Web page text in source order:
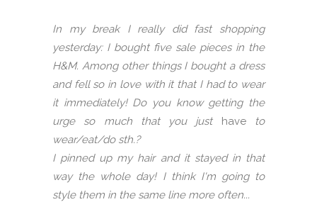
In my break I really did fast shopping
yesterday: I bought five sale pieces in the
H&M. Among other things I bought a dress
and fell so in love with it that I had to wear
it immediately! Do you know getting the
urge so much that you just haveto
wear/eat/do sth.?
I pinned up my hair and it stayed in that
way the whole day! I think I'm going to
style them in the same line more often...